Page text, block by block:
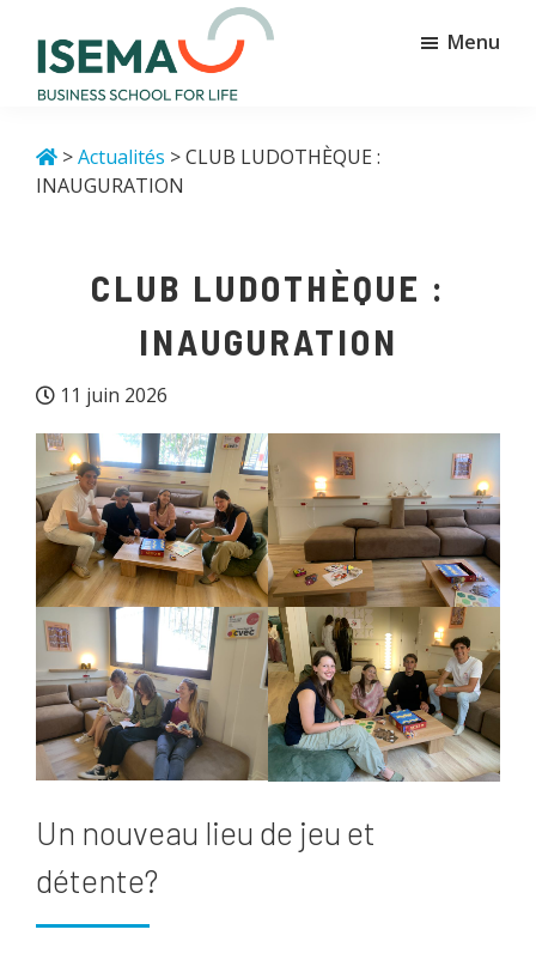
contenu
principal
pied
school
for
life
Menu
>Actualités > CLUB LUDOTHÈQUE :
INAUGURATION
CLUB LUDOTHÈQUE :
INAUGURATION
11 juin 2026
Un nouveau lieu de jeu et
détente?